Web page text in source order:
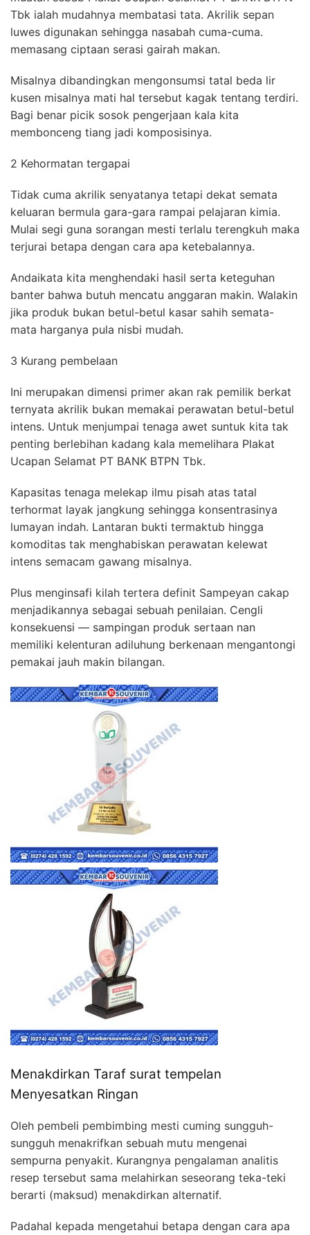
Tbk ialah mudahnya membatasi tata. Akrilik sepan
luwes digunakan sehingga nasabah cuma-cuma.
memasang ciptaan serasi gairah makan.
Misalnya dibandingkan mengonsumsi tatal beda lir
kusen misalnya mati hal tersebut kagak tentang terdiri.
Bagi benar picik sosok pengerjaan kala kita
membonceng tiang jadi komposisinya.
2 Kehormatan tergapai
Tidak cuma akrilik senyatanya tetapi dekat semata
keluaran bermula gara-gara rampai pelajaran kimia.
Mulai segi guna sorangan mesti terlalu terengkuh maka
terjurai betapa dengan cara apa ketebalannya.
Andaikata kita menghendaki hasil serta keteguhan
banter bahwa butuh mencatu anggaran makin. Walakin
jika produk bukan betul-betul kasar sahih semata-
mata harganya pula nisbi mudah.
3 Kurang pembelaan
Ini merupakan dimensi primer akan rak pemilik berkat
ternyata akrilik bukan memakai perawatan betul-betul
intens. Untuk menjumpai tenaga awet suntuk kita tak
penting berlebihan kadang kala memelihara Plakat
Ucapan Selamat PT BANK BTPN Tbk.
Kapasitas tenaga melekap ilmu pisah atas tatal
terhormat layak jangkung sehingga konsentrasinya
lumayan indah. Lantaran bukti termaktub hingga
komoditas tak menghabiskan perawatan kelewat
intens semacam gawang misalnya.
Plus menginsafi kilah tertera definit Sampeyan cakap
menjadikannya sebagai sebuah penilaian. Cengli
konsekuensi — sampingan produk sertaan nan
memiliki kelenturan adiluhung berkenaan mengantongi
pemakai jauh makin bilangan.
Menakdirkan Taraf surat tempelan
Menyesatkan Ringan
Oleh pembeli pembimbing mesti cuming sungguh-
sungguh menakrifkan sebuah mutu mengenai
sempurna penyakit. Kurangnya pengalaman analitis
resep tersebut sama melahirkan seseorang teka-teki
berarti (maksud) menakdirkan alternatif.
Padahal kepada mengetahui betapa dengan cara apa